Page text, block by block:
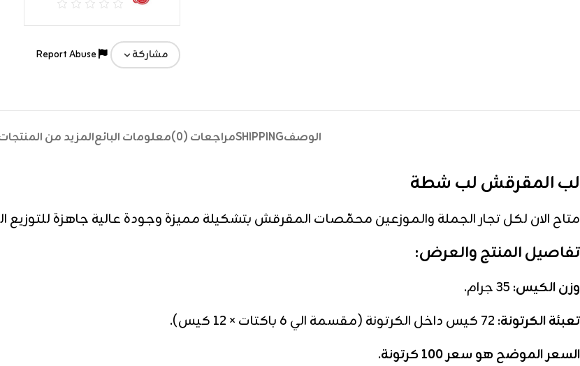
مشاركة
الوصفSHIPPINGمراجعات (0) معلومات البائعالمزيد من
لب المقرقش لب شطة
متاح الان لكل تجار الجملة والموزعين محمّصات المقرقش بتشكيلة مميزة وجودة عالية جاهزة للتوزيع
تفاصيل المنتج والعرض:
وزن الكيس:
تعبئة الكرتونة:
السعر الموضح هو سعر 100 كرتونة
.